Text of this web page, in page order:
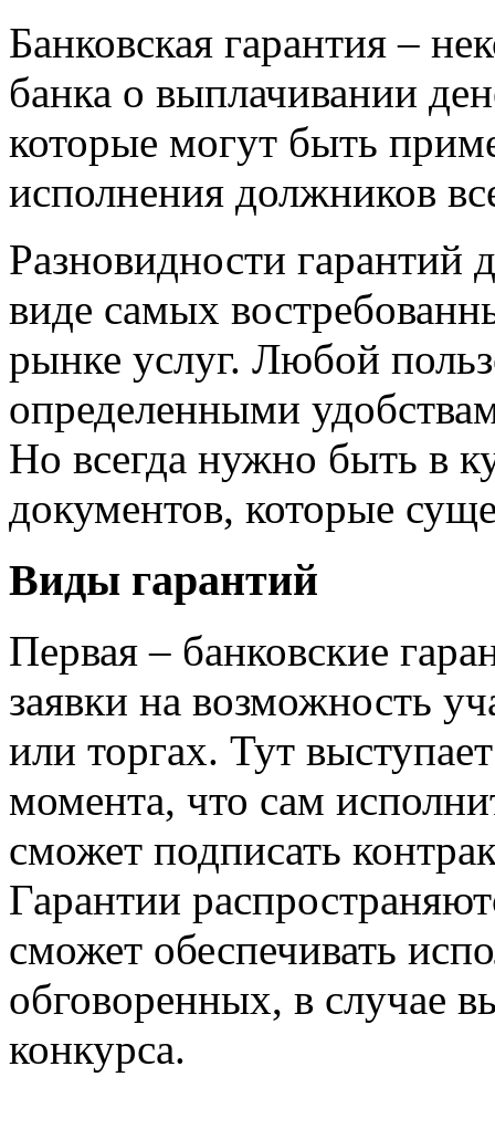
Банковская гарантия –
банка о выплачивании
которые могут быть
исполнения должников
Разновидности гарантий
виде самых
рынке услуг. Любой
определенными
Но всегда нужно быть в
документов, которые
Виды гарантий
Первая – банковские
заявки на возможность
или торгах. Тут
момента, что сам
сможет подписать
Гарантии
сможет обеспечивать
обговоренных, в случае
конкурса.